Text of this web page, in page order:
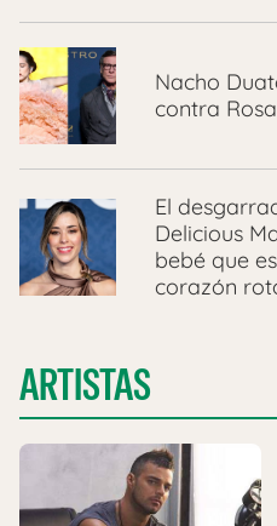
Nacho
contra
El
Delicious
bebé que
corazón
ARTISTAS